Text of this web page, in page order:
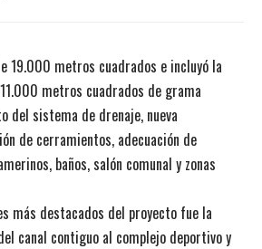
19.000 metros cuadrados e incluyó la
metros cuadrados de grama
del sistema de drenaje, nueva
de cerramientos, adecuación de
baños, salón comunal y zonas
más destacados del proyecto fue la
canal contiguo al complejo deportivo y